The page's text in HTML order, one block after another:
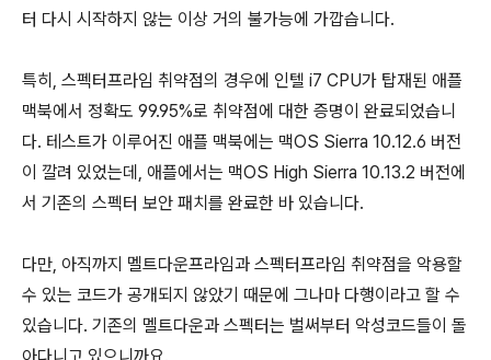
터 다시 시작하지 않는 이상 거의 불가능에 가깝습니다.
특히, 스펙터프라임 취약점의 경우에 인텔 i7 CPU가 탑재된 애플
맥북에서 정확도 99.95%로 취약점에 대한 증명이 완료되었습니
다. 테스트가 이루어진 애플 맥북에는 맥OS Sierra 10.12.6 버전
이 깔려 있었는데, 애플에서는 맥OS High Sierra 10.13.2 버전에
서 기존의 스펙터 보안 패치를 완료한 바 있습니다.
다만, 아직까지 멜트다운프라임과 스펙터프라임 취약점을 악용할
수 있는 코드가 공개되지 않았기 때문에 그나마 다행이라고 할 수
있습니다. 기존의 멜트다운과 스펙터는 벌써부터 악성코드들이 돌